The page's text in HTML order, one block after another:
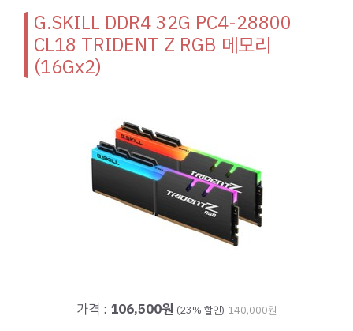
G.SKILL DDR4 32G PC4-28800
CL18 TRIDENT Z RGB 메모리
(16Gx2)
가격 : 106,500원 (23% 할인) 140,000원